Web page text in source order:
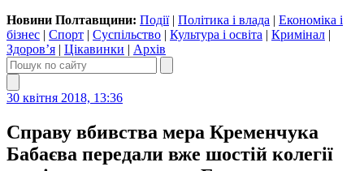
Новини Полтавщини: Події| Політика і влада | Економіка і
бізнес | Спорт | Суспільство | Культура і освіта | Кримінал |
Здоров’я | Цікавинки | Архів
30 квітня 2018, 13:36
Справу вбивства мера Кременчука
Бабаєва передали вже шостій колегії